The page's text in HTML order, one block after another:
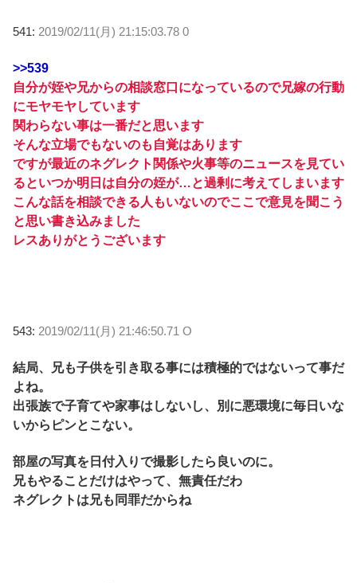
541: 2019/02/11(月) 21:15:03.78 0
>>539
自分が姪や兄からの相談窓口になっているので兄嫁の行動
にモヤモヤしています
関わらない事は一番だと思います
そんな立場でもないのも自覚はあります
ですが最近のネグレクト関係や火事等のニュースを見てい
るといつか明日は自分の姪が…と過剰に考えてしまいます
こんな話を相談できる人もいないのでここで意見を聞こう
と思い書き込みました
レスありがとうございます
543: 2019/02/11(月) 21:46:50.71 O
結局、兄も子供を引き取る事には積極的ではないって事だ
よね。
出張族で子育てや家事はしないし、別に悪環境に毎日いな
いからピンとこない。
部屋の写真を日付入りで撮影したら良いのに。
兄もやることだけはやって、無責任だわ
ネグレクトは兄も同罪だからね